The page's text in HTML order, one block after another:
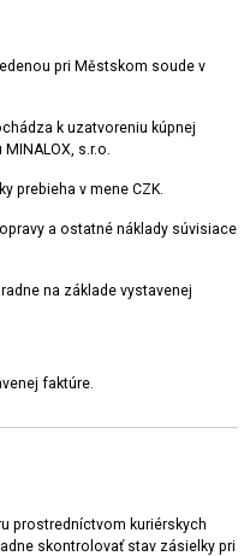
pri Městskom soude v
k uzatvoreniu kúpnej
s.r.o.
prebieha v mene CZK.
a ostatné náklady súvisiace
na základe vystavenej
faktúre.
prostredníctvom kuriérskych
skontrolovať stav zásielky pri